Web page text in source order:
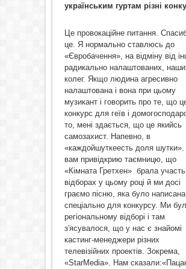
українським гуртам різні
Це провокаційне питання.
це. Я нормально ставлюсь до
«Євробачення», на відміну від
радикально налаштованих,
колег. Якщо людина агресивно
налаштована і вона при цьому
музикант і говорить про те, що
конкурс для геїв і
то, мені здається, що це якийсь
самозахист. Напевно, в
«каждойшуткеесть доля шутки».
вам привідкрию таємницю, що
«Кімната Гретхен» брала
відборах у цьому році й ми досі
граємо пісню, яка було написана
спеціально для конкурсу. Ми
регіональному відборі і там
з′ясувалося, що у нас є знайомі
кастинг-менеджери різних
телевізійних проектів. Зокрема,
«StarMedia». Нам